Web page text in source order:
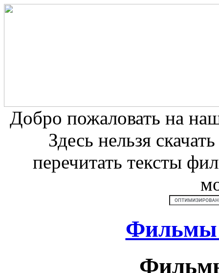
Добро пожаловать на
Здесь нельзя
перечитать тексты
Фильмы